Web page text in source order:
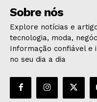
Sobre nós
Explore notícias e
tecnologia, moda,
Informação confiável e
no seu dia a dia